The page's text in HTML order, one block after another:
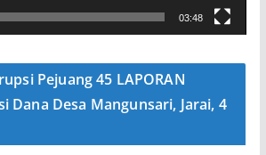
03:48
Pejuang 45 LAPORAN
Dana Desa Mangunsari, Jarai, 4